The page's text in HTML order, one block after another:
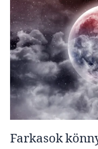
Farkasok